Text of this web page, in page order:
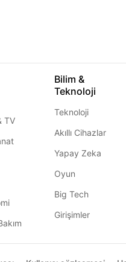
TV
Bilim &
Teknoloji
Teknoloji
Akıllı Cihazlar
Yapay Zeka
Oyun
Big Tech
Girişimler